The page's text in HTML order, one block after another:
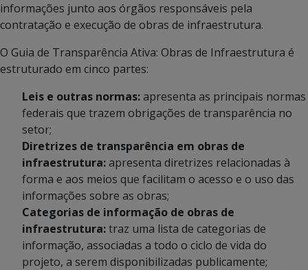
informações junto aos órgãos responsáveis pela
contratação e execução de obras de infraestrutura.
O Guia de Transparência Ativa: Obras de Infraestrutura é
estruturado em cinco partes:
Leis e outras normas:apresenta as principais normas
federais que trazem obrigações de transparência no
setor;
Diretrizes de transparência em obras de
infraestrutura:apresenta diretrizes relacionadas à
forma e aos meios que facilitam o acesso e o uso das
informações sobre as obras;
Categorias de informação de obras de
infraestrutura:traz uma lista de categorias de
informação, associadas a todo o ciclo de vida do
projeto, a serem disponibilizadas publicamente;